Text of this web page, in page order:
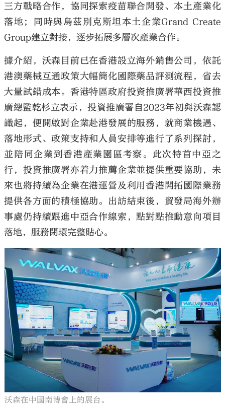
三方戰略合作，協同探索疫苗聯合開發、本土產業化
落地；同時與烏茲別克斯坦本土企業Grand Create
Group建立對接，逐步拓展多層次產業合作。
據介紹，沃森目前已在香港設立海外銷售公司，依託
港澳藥械互通政策大幅簡化國際藥品評測流程，省去
大量試錯成本。香港特區政府投資推廣署華西投資推
廣總監乾杉立表示，投資推廣署自2023年初與沃森認
識起，便開啟對企業赴港發展的服務，就商業機遇、
落地形式、政策支持和人員安排等進行了系列探討，
並陪同企業到香港產業園區考察。此次特首中亞之
行，投資推廣署亦着力推薦企業並提供重要協助，未
來也將持續為企業在港運營及利用香港開拓國際業務
提供各方面的積極協助。出訪結束後，貿發局海外辦
事處仍持續跟進中亞合作線索，點對點推動意向項目
落地，服務閉環完整貼心。
沃森在中國南博會上的展台。